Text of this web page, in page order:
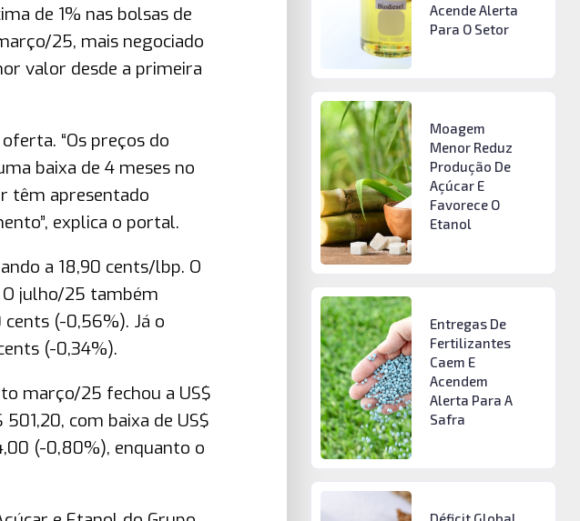
de 1% nas bolsas de
25, mais negociado
valor desde a primeira
“Os preços do
baixa de 4 meses no
têm apresentado
explica o portal.
a 18,90 cents/lbp. O
O julho/25 também
(-0,56%). Já o
(-0,34%).
março/25 fechou a US$
com baixa de US$
(-0,80%), enquanto o
Acende Alerta
Para O Setor
Moagem
Menor Reduz
Produção De
Açúcar E
Favorece O
Etanol
Entregas De
Fertilizantes
Caem E
Acendem
Alerta Para A
Safra